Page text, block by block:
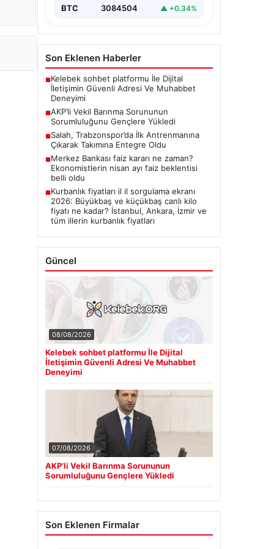
BTC 3084504 ▲ +0.34%
Son Eklenen Haberler
■Kelebek sohbet platformu İle Dijital
İletişimin Güvenli Adresi Ve Muhabbet
Deneyimi
■AKP’li Vekil Barınma Sorununun
Sorumluluğunu Gençlere Yükledi
■Salah, Trabzonspor’da İlk Antrenmanına
Çıkarak Takımına Entegre Oldu
■Merkez Bankası faiz kararı ne zaman?
Ekonomistlerin nisan ayı faiz beklentisi
belli oldu
■Kurbanlık fiyatları il il sorgulama ekranı
2026: Büyükbaş ve küçükbaş canlı kilo
fiyatı ne kadar? İstanbul, Ankara, İzmir ve
tüm illerin kurbanlık fiyatları
Güncel
08/08/2026
Kelebek sohbet platformu İle Dijital
İletişimin Güvenli Adresi Ve Muhabbet
Deneyimi
07/08/2026
AKP’li Vekil Barınma Sorununun
Sorumluluğunu Gençlere Yükledi
Son Eklenen Firmalar